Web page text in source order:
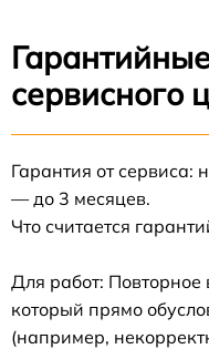
сервисного
Гарантия от сервиса:
— до 3 месяцев.
Что считается
Для работ:
который прямо
(например,